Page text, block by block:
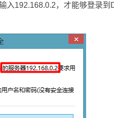
入192.168.0.2，才能够登录到